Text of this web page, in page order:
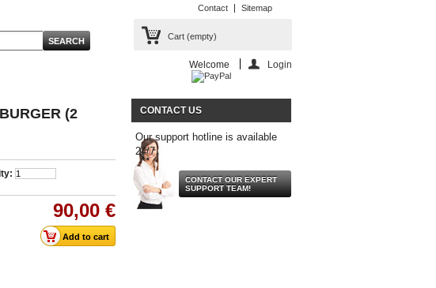
Contact Sitemap
Cart (empty)
Welcome
Login
(2
90,00 €
CONTACT US
Our support hotline is available
24/7.
CONTACT OUR EXPERT
SUPPORT TEAM!